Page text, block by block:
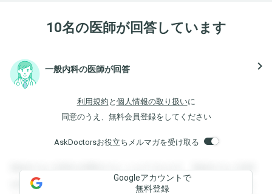
10名の医師が回答しています
一般内科の医師が回答 navigate_next
利用規約 と 個人情報の取り扱いに
同意のうえ、無料会員登録をしてください
AskDoctorsお役立ちメルマガを受け取る
登録すると回答を閲覧することができます。登録すると回答
を閲覧することができます。登録すると回答を閲覧すること
Googleアカウントで
無料登録